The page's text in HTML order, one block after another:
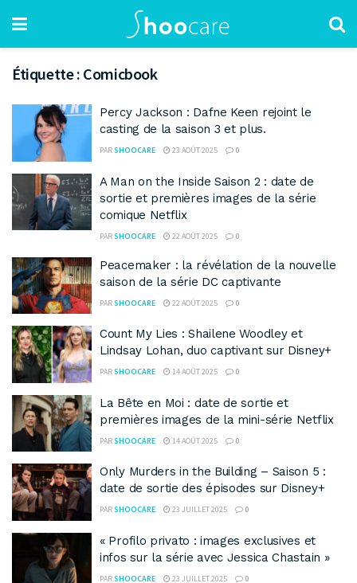
Étiquette : Comicbook
Percy Jackson : Dafne Keen rejoint le
casting de la saison 3 et plus.
PARSHOOCARE 23 AOÛT 2025 0
A Man on the Inside Saison 2 : date de
sortie et premières images de la série
comique Netflix
PARSHOOCARE 22 AOÛT 2025 0
Peacemaker : la révélation de la nouvelle
saison de la série DC captivante
PARSHOOCARE 22 AOÛT 2025 0
Count My Lies : Shailene Woodley et
Lindsay Lohan, duo captivant sur Disney+
PARSHOOCARE 14 AOÛT 2025 0
La Bête en Moi : date de sortie et
premières images de la mini-série Netflix
PARSHOOCARE 14 AOÛT 2025 0
Only Murders in the Building – Saison 5 :
date de sortie des épisodes sur Disney+
PARSHOOCARE 23 JUILLET 2025 0
« Profilo privato : images exclusives et
infos sur la série avec Jessica Chastain »
PARSHOOCARE 23 JUILLET 2025 0